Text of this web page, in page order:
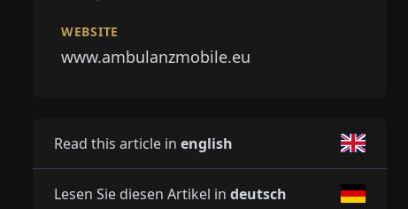
WEBSITE
www.ambulanzmobile.eu
Read this article in english
Lesen Sie diesen Artikel in deutsch